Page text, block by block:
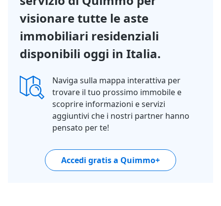
visionare tutte le aste
immobiliari residenziali
disponibili oggi in Italia.
Naviga sulla mappa interattiva per
trovare il tuo prossimo immobile e
scoprire informazioni e servizi
aggiuntivi che i nostri partner hanno
pensato per te!
Accedi gratis a Quimmo+